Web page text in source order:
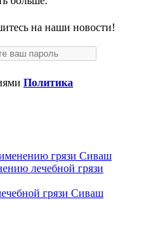
на наши новости!
Политика
грязи Сиваш
лечебной грязи
грязи Сиваш